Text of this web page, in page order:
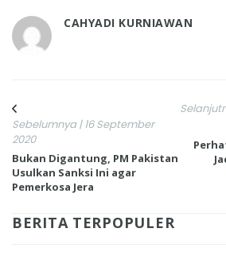
CAHYADI KURNIAWAN
Sebelumnya | 16 September
2020
Bukan Digantung, PM Pakistan
Usulkan Sanksi Ini agar
Pemerkosa Jera
BERITA TERPOPULER